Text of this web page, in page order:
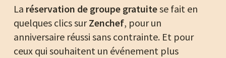
La réservation de groupe gratuitese fait en
quelques clics surZenchef, pour un
anniversaire réussi sans contrainte. Et pour
ceux qui souhaitent un événement plus